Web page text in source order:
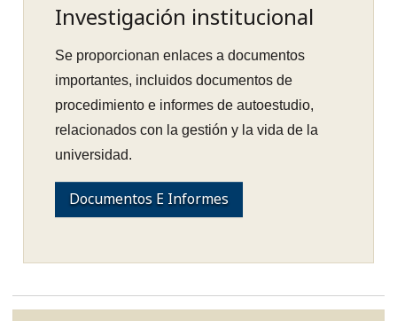
Investigación institucional
Se proporcionan enlaces a documentos
importantes, incluidos documentos de
procedimiento e informes de autoestudio,
relacionados con la gestión y la vida de la
universidad.
Documentos E Informes